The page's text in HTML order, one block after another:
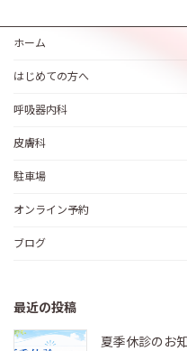
ホーム
はじめての方へ
呼吸器内科
皮膚科
駐車場
オンライン予約
ブログ
最近の投稿
夏季休診のお